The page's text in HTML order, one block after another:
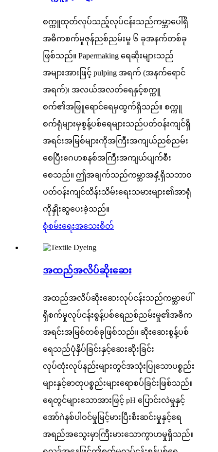
စက္ကူထုတ်လုပ်သည့်လုပ်ငန်းသည်ကမ္ဘာပေါ်ရှိ
အဓိကစက်မှုဇုန်ညစ်ညမ်းမှု ၆ ခုအနက်တစ်ခု
ဖြစ်သည်။ Papermaking ရေဆိုးများသည်
အများအားဖြင့် pulping အရက် (အနက်ရောင်
အရက်)၊ အလယ်အလတ်ရေနှင့်စက္ကူ
စက်၏အဖြူရောင်ရေမှထွက်ရှိသည်။ စက္ကူ
စက်ရုံများမှစွန့်ပစ်ရေများသည်ပတ်ဝန်းကျင်ရှိ
အရင်းအမြစ်များကိုအကြီးအကျယ်ညစ်ညမ်း
စေပြီးဂေဟစနစ်အကြီးအကျယ်ပျက်စီး
စေသည်။ ဤအချက်သည်ကမ္ဘာအနှံ့ရှိသဘာဝ
ပတ်ဝန်းကျင်ထိန်းသိမ်းရေးသမားများ၏အာရုံ
ကိုနှိုးဆွပေးခဲ့သည်။
စုံစမ်းရေးအသေးစိတ်
အထည်အလိပ်ဆိုးဆေး
အထည်အလိပ်ဆိုးဆေးလုပ်ငန်းသည်ကမ္ဘာပေါ်
ရှိစက်မှုလုပ်ငန်းစွန့်ပစ်ရေညစ်ညမ်းမှု၏အဓိက
အရင်းအမြစ်တစ်ခုဖြစ်သည်။ ဆိုးဆေးစွန့်ပစ်
ရေသည်ပုံနှိပ်ခြင်းနှင့်ဆေးဆိုးခြင်း
လုပ်ထုံးလုပ်နည်းများတွင်အသုံးပြုသောပစ္စည်း
များနှင့်ဓာတုပစ္စည်းများရောစပ်ခြင်းဖြစ်သည်။
ရေတွင်များသောအားဖြင့် pH ပြောင်းလဲမှုနှင့်
အော်ဂဲနစ်ပါဝင်မှုမြင့်မားပြီးစီးဆင်းမှုနှင့်ရေ
အရည်အသွေးမှာကြီးမားသောကွာဟမှုရှိသည်။